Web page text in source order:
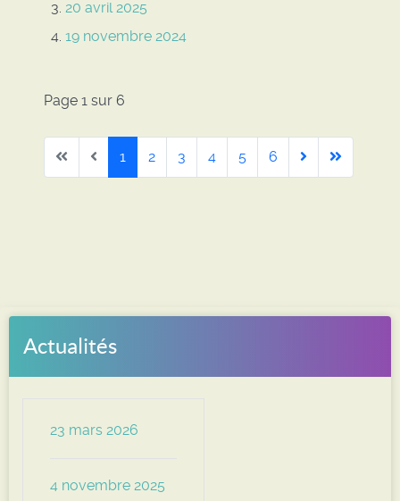
20 avril 2025
19 novembre 2024
Page 1 sur 6
1 2 3 4 5 6
Actualités
23 mars 2026
4 novembre 2025